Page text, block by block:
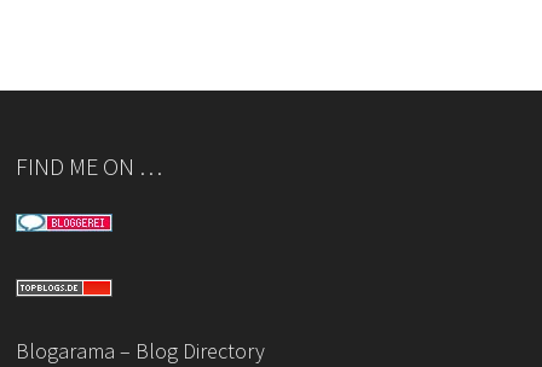
FIND ME ON …
Blogarama – Blog Directory